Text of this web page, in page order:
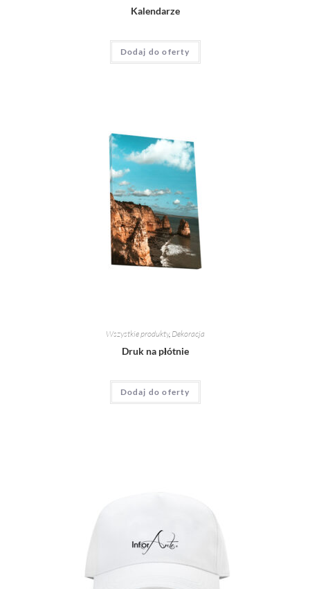
Kalendarze
Dodaj do oferty
Wszystkie produkty, Dekoracja
Druk na płótnie
Dodaj do oferty